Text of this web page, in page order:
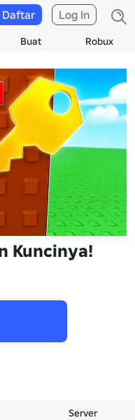
Buat Robux
Daftar Log In
Kuncinya!
Server